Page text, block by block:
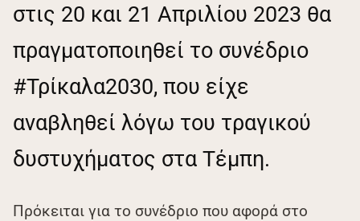
στις 20 και 21 Απριλίου 2023 θα
πραγματοποιηθεί το συνέδριο
#Τρίκαλα2030, που είχε
αναβληθεί λόγω του τραγικού
δυστυχήματος στα Τέμπη.
Πρόκειται για το συνέδριο που αφορά στο